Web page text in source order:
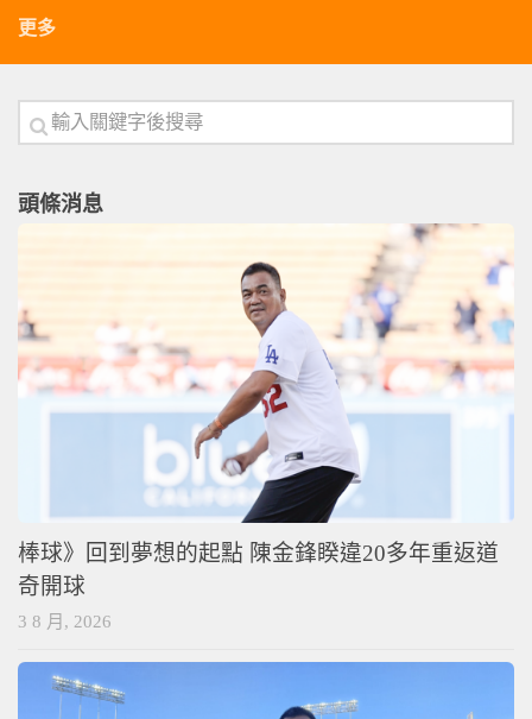
更多
頭條消息
棒球》回到夢想的起點 陳金鋒睽違20多年重返道
奇開球
3 8 月, 2026